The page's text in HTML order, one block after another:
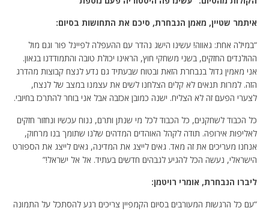
איתמר שטיין, מאמן הנבחרת, סיכם את התחושות בסיום:
“במילה אחת: גאווה! עשינו הישג נהדר עם ההעפלה לפיינל פור וגם מול
ההולנדים החזקים, בשני משחקי חוץ, הראינו יכולת טובה והתמודדנו בגאון.
אני מאמין גדול בנבחרת הזאת ובטוח שבעתיד גם נדע לנצח קבוצות מהדרג
הזה. למרות תנאים לא קלים הצלחנו לשים את עצמנו במצב של לנצח,
לצערי הפעם זה לא הצליח. ישנה כמובן אכזבה אבל אני בוחר להתרכז בחיובי.
כל הכבוד לשחקנים, כל הכבוד לכל מי שנתן ותרם, ננוח עכשיו ונחזור חזקים
לאליפות אירופה. תודה לקהל האוהדים המדהים שלנו שתומך בנו מרחוק,
אנחנו מעריכים את זה מאד. גאים לייצג את המדינה, גאים לייצג את הספורט
הישראלי, נעשה הכל להגיע לגבהים חדשים בעתיד. אל אל ישראל!”
ליברו הנבחרת, אומרי רויטמן:
“עם כל הרגשות המעורבים בסיום הקמפיין צריכים רגע להסתכל על התמונה